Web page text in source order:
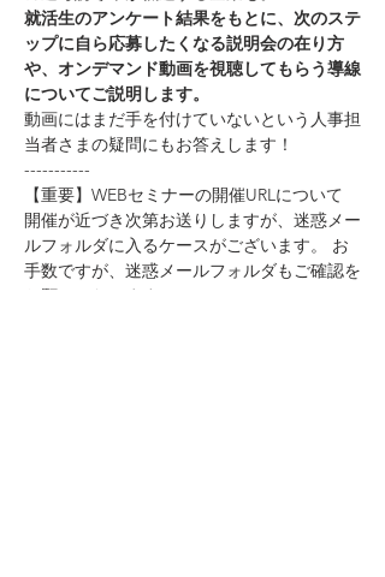
就活生のアンケート結果をもとに、次のステ
ップに自ら応募したくなる説明会の在り方
や、オンデマンド動画を視聴してもらう導線
についてご説明します。
動画にはまだ手を付けていないという人事担
当者さまの疑問にもお答えします！
-----------
【重要】WEBセミナーの開催URLについて
開催が近づき次第お送りしますが、迷惑メー
ルフォルダに入るケースがございます。 お
手数ですが、迷惑メールフォルダもご確認を
お願いいたします。